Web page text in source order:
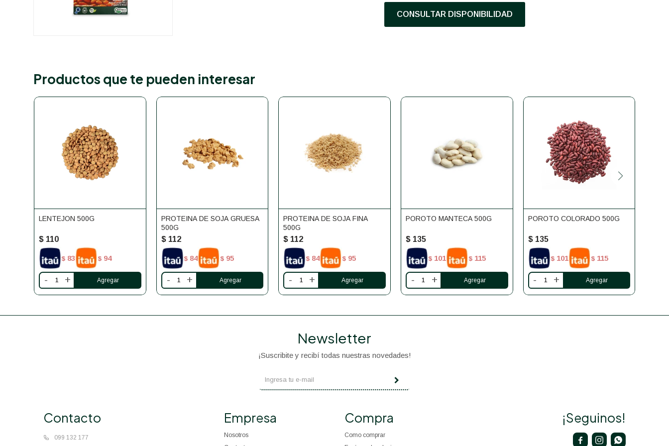
CONSULTAR DISPONIBILIDAD
Productos que te pueden interesar
LENTEJON 500G
$ 110
$ 83 $ 94
- +
PROTEINA DE SOJA GRUESA
500G
$ 112
$ 84 $ 95
- +
PROTEINA DE SOJA FINA
500G
$ 112
$ 84 $ 95
- +
POROTO MANTECA 500G
$ 135
$ 101 $ 115
- +
POROTO COLORADO 500G
$ 135
$ 101 $ 115
- +
Contacto
099 132 177
Empresa
Nosotros
Compra
Como comprar
Newsletter
¡Suscribite y recibí todas nuestras novedades!
¡Seguinos!
  